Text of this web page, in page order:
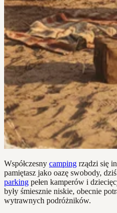
Współczesny camping rządzi się
pamiętasz jako oazę swobody,
parking pełen kamperów i
były śmiesznie niskie, obecnie
wytrawnych podróżników.